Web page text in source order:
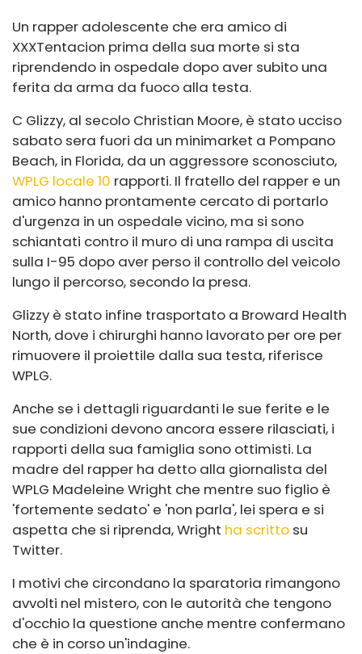
Un rapper adolescente che era amico di
XXXTentacion prima della sua morte si sta
riprendendo in ospedale dopo aver subito una
ferita da arma da fuoco alla testa.
C Glizzy, al secolo Christian Moore, è stato ucciso
sabato sera fuori da un minimarket a Pompano
Beach, in Florida, da un aggressore sconosciuto,
WPLG locale 10 rapporti. Il fratello del rapper e un
amico hanno prontamente cercato di portarlo
d'urgenza in un ospedale vicino, ma si sono
schiantati contro il muro di una rampa di uscita
sulla I-95 dopo aver perso il controllo del veicolo
lungo il percorso, secondo la presa.
Glizzy è stato infine trasportato a Broward Health
North, dove i chirurghi hanno lavorato per ore per
rimuovere il proiettile dalla sua testa, riferisce
WPLG.
Anche se i dettagli riguardanti le sue ferite e le
sue condizioni devono ancora essere rilasciati, i
rapporti della sua famiglia sono ottimisti. La
madre del rapper ha detto alla giornalista del
WPLG Madeleine Wright che mentre suo figlio è
'fortemente sedato' e 'non parla', lei spera e si
aspetta che si riprenda, Wright ha scritto su
Twitter.
I motivi che circondano la sparatoria rimangono
avvolti nel mistero, con le autorità che tengono
d'occhio la questione anche mentre confermano
che è in corso un'indagine.